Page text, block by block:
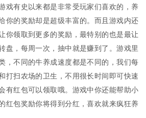
戏有史以来都是非常受玩家们喜欢的，养
你的奖励却是超级丰富的。而且游戏内还
你领取到更多的奖励，最特别的也是最让
盘，每周一次，抽中就是赚到了。游戏里
，不同的牛养成速度都是不同的，我们每
打扫农场的卫生，不用很长时间即可快速
有红包可以领取哦。游戏中你还能帮助小
红包奖励你将得到分红，喜欢就来疯狂养